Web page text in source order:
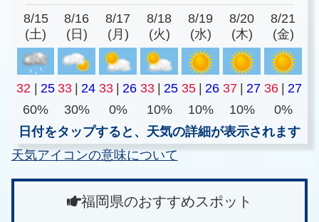
8/15
(土)
8/16
(日)
8/17
(月)
8/18
(火)
8/19
(水)
8/20
(木)
8/21
(金)
32 25 33 24 33 26 33 25 35 26 37 27 36
27
60%
30% 0% 10% 10% 10%
0%
日付をタップすると、天気の詳細が表示されます
天気アイコンの意味について
福岡県のおすすめスポット